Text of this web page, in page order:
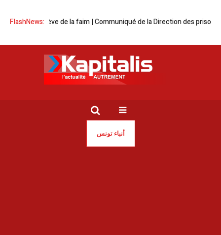
FlashNews:
en grève de la faim | Communiqué de la Direction des prisons
أنباء تونس